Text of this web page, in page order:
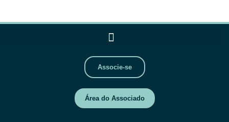
Associe-se
Área do Associado